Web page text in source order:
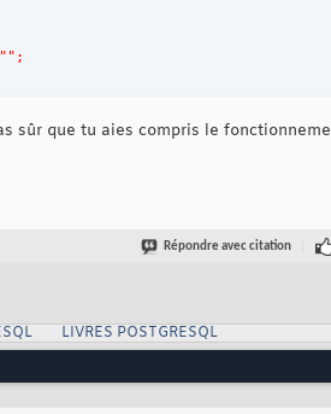
sûr que tu aies compris le
Répondre avec citation
LIVRES POSTGRESQL